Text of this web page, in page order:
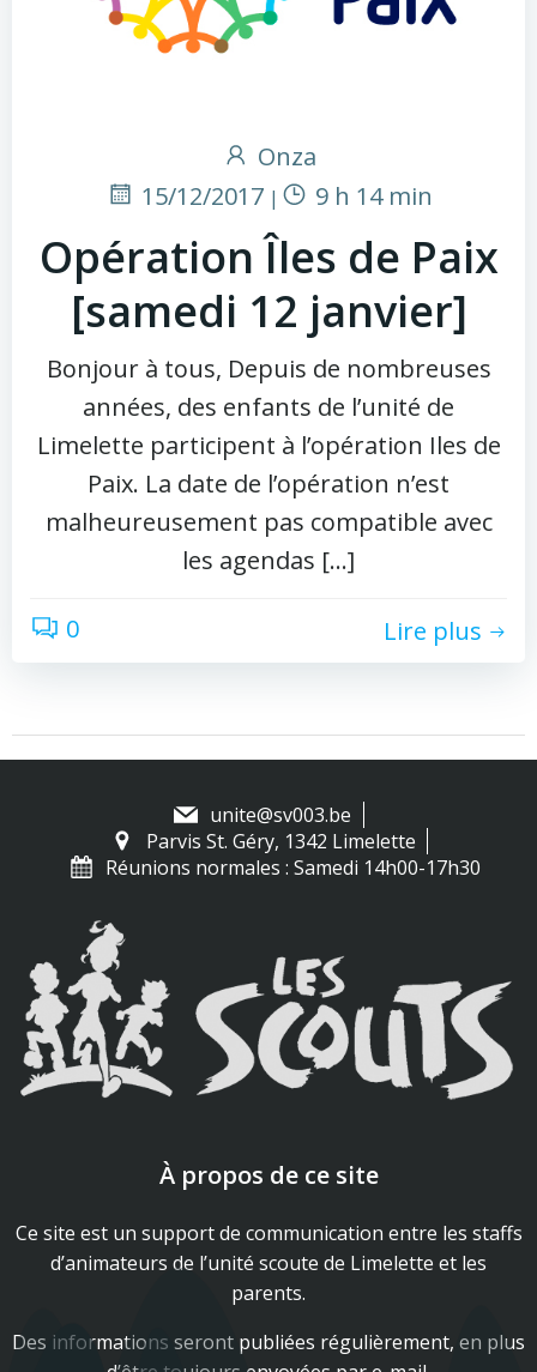
Onza
15/12/2017 | 9 h 14 min
Opération Îles de Paix
[samedi 12 janvier]
Bonjour à tous, Depuis de nombreuses
années, des enfants de l’unité de
Limelette participent à l’opération Iles de
Paix. La date de l’opération n’est
malheureusement pas compatible avec
les agendas […]
0 Lire plus
unite@sv003.be
Parvis St. Géry, 1342 Limelette
Réunions normales : Samedi 14h00-17h30
À propos de ce site
Ce site est un support de communication entre les staffs
d’animateurs de l’unité scoute de Limelette et les
parents.
Des informations seront publiées régulièrement, en plus